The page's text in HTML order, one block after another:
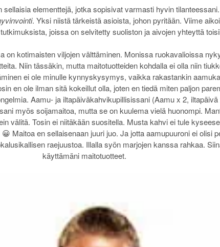
elementtejä, jotka sopisivat varmasti hyvin
. Yksi niistä tärkeistä asioista, johon pyritään. Viime
joissa on selvitetty suoliston ja aivojen yhteyttä
on kotimaisten viljojen välttäminen. Monissa ruokavalioissa
Niin tässäkin, mutta maitotuotteiden kohdalla ei olla niin
ei ole minulle kynnyskysymys, vaikka rakastankin
en ole ilman sitä kokeillut olla, joten en tiedä miten paljon
Aamu- ja iltapäiväkahvikupillisissani (Aamu x 2,
myös soijamaitoa, mutta se on kuulema vielä huonompi.
välitä. Tosin ei niitäkään suositella. Musta kahvi ei tule
Maitoa en sellaisenaan juuri juo. Ja jotta aamupuuroni ei olisi
raejuustoa. Illalla syön marjojen kanssa rahkaa.
käyttämäni maitotuotteet.